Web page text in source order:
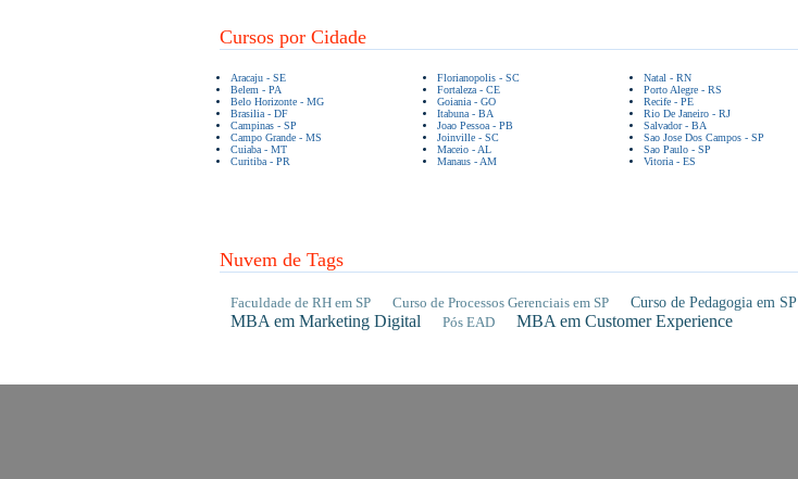
Cursos por Cidade
Aracaju - SE
Belem - PA
Belo Horizonte - MG
Brasilia - DF
Campinas - SP
Campo Grande - MS
Cuiaba - MT
Curitiba - PR
Florianopolis - SC
Fortaleza - CE
Goiania - GO
Itabuna - BA
Joao Pessoa - PB
Joinville - SC
Maceio - AL
Manaus - AM
Natal - RN
Porto Alegre - RS
Recife - PE
Rio De Janeiro - RJ
Salvador - BA
Sao Jose Dos Campos - SP
Sao Paulo - SP
Vitoria - ES
Nuvem de Tags
Faculdade de RH em SP Curso de Processos Gerenciais em SP Curso de Pedagogia em SP
MBA em Marketing Digital Pós EAD MBA em Customer Experience